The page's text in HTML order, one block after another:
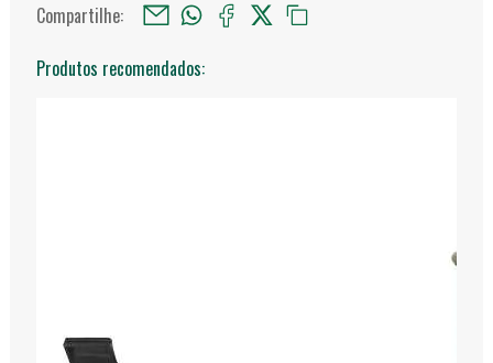
Compartilhe:
Produtos recomendados: